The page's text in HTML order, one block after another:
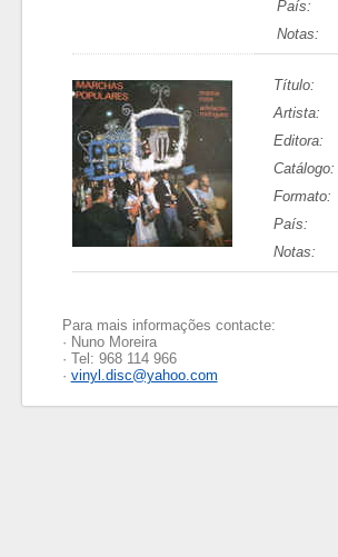
País:
Notas:
Título:
Artista:
Editora:
Catálogo:
Formato:
País:
Notas:
Para mais informações contacte:
· Nuno Moreira
· Tel: 968 114 966
· vinyl.disc@yahoo.com